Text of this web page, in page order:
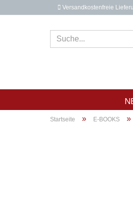
Versandkostenfreie
Startseite » E-BOOKS »